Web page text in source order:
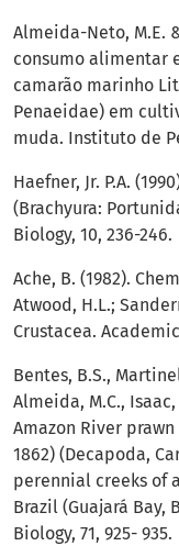
Almeida-Neto, M.E.
consumo alimentar
camarão marinho
Penaeidae) em
muda. Instituto de
Haefner, Jr. P.A.
(Brachyura:
Biology, 10, 236-246.
Ache, B. (1982).
Atwood, H.L.;
Crustacea.
Bentes, B.S.,
Almeida, M.C.,
Amazon River
1862) (Decapoda,
perennial creeks of
Brazil (Guajará Bay,
Biology, 71, 925- 935.